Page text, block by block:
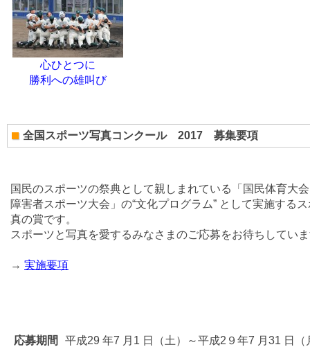
心ひとつに
勝利への雄叫び
全国スポーツ写真コンクール 2017 募集要項
国民のスポーツの祭典として親しまれている「国民体育大
障害者スポーツ大会」の“文化プログラム” として実施する
真の賞です。
スポーツと写真を愛するみなさまのご応募をお待ちしてい
→ 実施要項
応募期間
平成29 年7 月1 日（土）～平成2９年7 月31 日（